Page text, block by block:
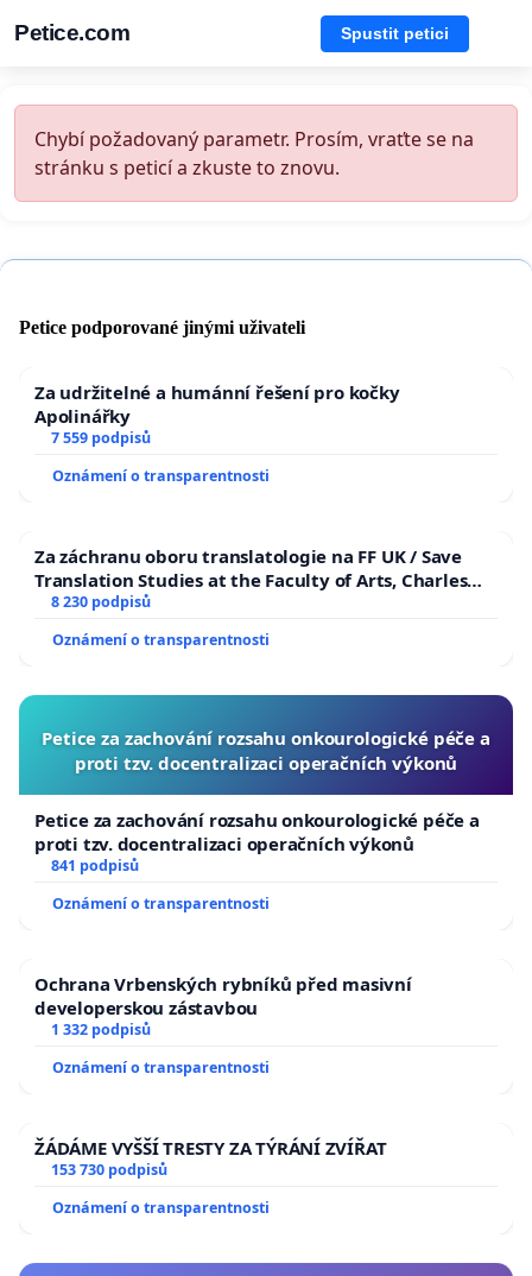
Petice.com Spustit petici
Chybí požadovaný parametr. Prosím, vraťte se na
stránku s peticí a zkuste to znovu.
Petice podporované jinými uživateli
Za udržitelné a humánní řešení pro kočky
Apolinářky
7 559 podpisů
Oznámení o transparentnosti
Za záchranu oboru translatologie na FF UK / Save
Translation Studies at the Faculty of Arts, Charles
University
8 230 podpisů
Oznámení o transparentnosti
Petice za zachování rozsahu onkourologické péče a
proti tzv. docentralizaci operačních výkonů
Petice za zachování rozsahu onkourologické péče a
proti tzv. docentralizaci operačních výkonů
841 podpisů
Oznámení o transparentnosti
Ochrana Vrbenských rybníků před masivní
developerskou zástavbou
1 332 podpisů
Oznámení o transparentnosti
ŽÁDÁME VYŠŠÍ TRESTY ZA TÝRÁNÍ ZVÍŘAT
153 730 podpisů
Oznámení o transparentnosti